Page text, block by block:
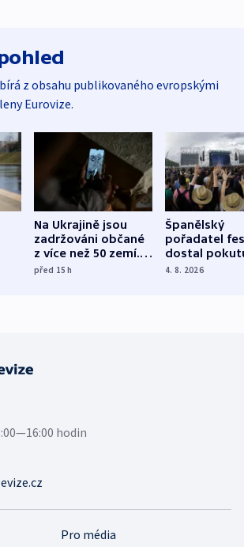
z obsahu publikovaného evropskými
Eurovize.
Na Ukrajině jsou
zadržováni občané
z více než 50 zemí.
Bojovali na straně
před 15h
Španělský
pořadatel
dostal
nekalé
4. 8. 2026
Pro média
hodin